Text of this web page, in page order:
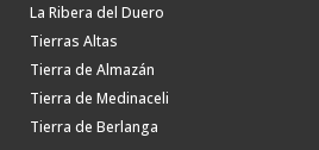
La Ribera del Duero
Tierras Altas
Tierra de Almazán
Tierra de Medinaceli
Tierra de Berlanga